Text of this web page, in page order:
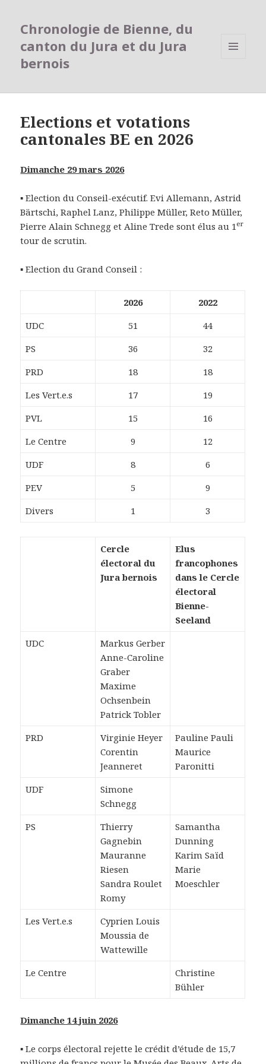
Chronologie de Bienne, du
canton du Jura et du Jura
bernois
Elections et votations
cantonales BE en 2026
Dimanche 29 mars 2026
▪ Election du Conseil-exécutif. Evi Allemann, Astrid
Bärtschi, Raphel Lanz, Philippe Müller, Reto Müller,
Pierre Alain Schnegg et Aline Trede sont élus au 1er
tour de scrutin.
▪ Election du Grand Conseil :
2026
2022
UDC
51
44
PS
36
32
PRD
18
18
Les Vert.e.s
17
19
PVL
15
16
Le Centre
9
12
UDF
8
6
PEV
5
9
Divers
1 3
Cercle
électoral du
Jura bernois
Elus
francophones
dans le Cercle
électoral
Bienne-
Seeland
UDC
Markus Gerber
Anne-Caroline
Graber
Maxime
Ochsenbein
Patrick Tobler
PRD
Virginie Heyer
Corentin
Jeanneret
Pauline Pauli
Maurice
Paronitti
UDF
Simone
Schnegg
PS
Thierry
Gagnebin
Mauranne
Riesen
Sandra Roulet
Romy
Samantha
Dunning
Karim Saïd
Marie
Moeschler
Les Vert.e.s
Cyprien Louis
Moussia de
Wattewille
Le Centre
Christine
Bühler
Dimanche 14 juin 2026
▪ Le corps électoral rejette le crédit d’étude de 15,7